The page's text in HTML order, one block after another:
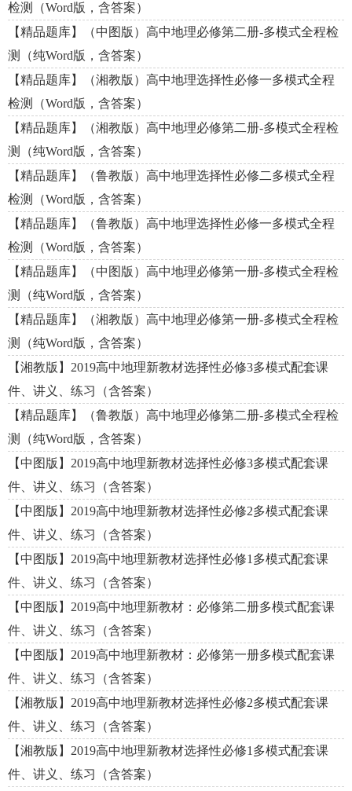
检测（Word版，含答案）
【精品题库】（中图版）高中地理必修第二册-多模式全程检
测（纯Word版，含答案）
【精品题库】（湘教版）高中地理选择性必修一多模式全程
检测（Word版，含答案）
【精品题库】（湘教版）高中地理必修第二册-多模式全程检
测（纯Word版，含答案）
【精品题库】（鲁教版）高中地理选择性必修二多模式全程
检测（Word版，含答案）
【精品题库】（鲁教版）高中地理选择性必修一多模式全程
检测（Word版，含答案）
【精品题库】（中图版）高中地理必修第一册-多模式全程检
测（纯Word版，含答案）
【精品题库】（湘教版）高中地理必修第一册-多模式全程检
测（纯Word版，含答案）
【湘教版】2019高中地理新教材选择性必修3多模式配套课
件、讲义、练习（含答案）
【精品题库】（鲁教版）高中地理必修第二册-多模式全程检
测（纯Word版，含答案）
【中图版】2019高中地理新教材选择性必修3多模式配套课
件、讲义、练习（含答案）
【中图版】2019高中地理新教材选择性必修2多模式配套课
件、讲义、练习（含答案）
【中图版】2019高中地理新教材选择性必修1多模式配套课
件、讲义、练习（含答案）
【中图版】2019高中地理新教材：必修第二册多模式配套课
件、讲义、练习（含答案）
【中图版】2019高中地理新教材：必修第一册多模式配套课
件、讲义、练习（含答案）
【湘教版】2019高中地理新教材选择性必修2多模式配套课
件、讲义、练习（含答案）
【湘教版】2019高中地理新教材选择性必修1多模式配套课
件、讲义、练习（含答案）